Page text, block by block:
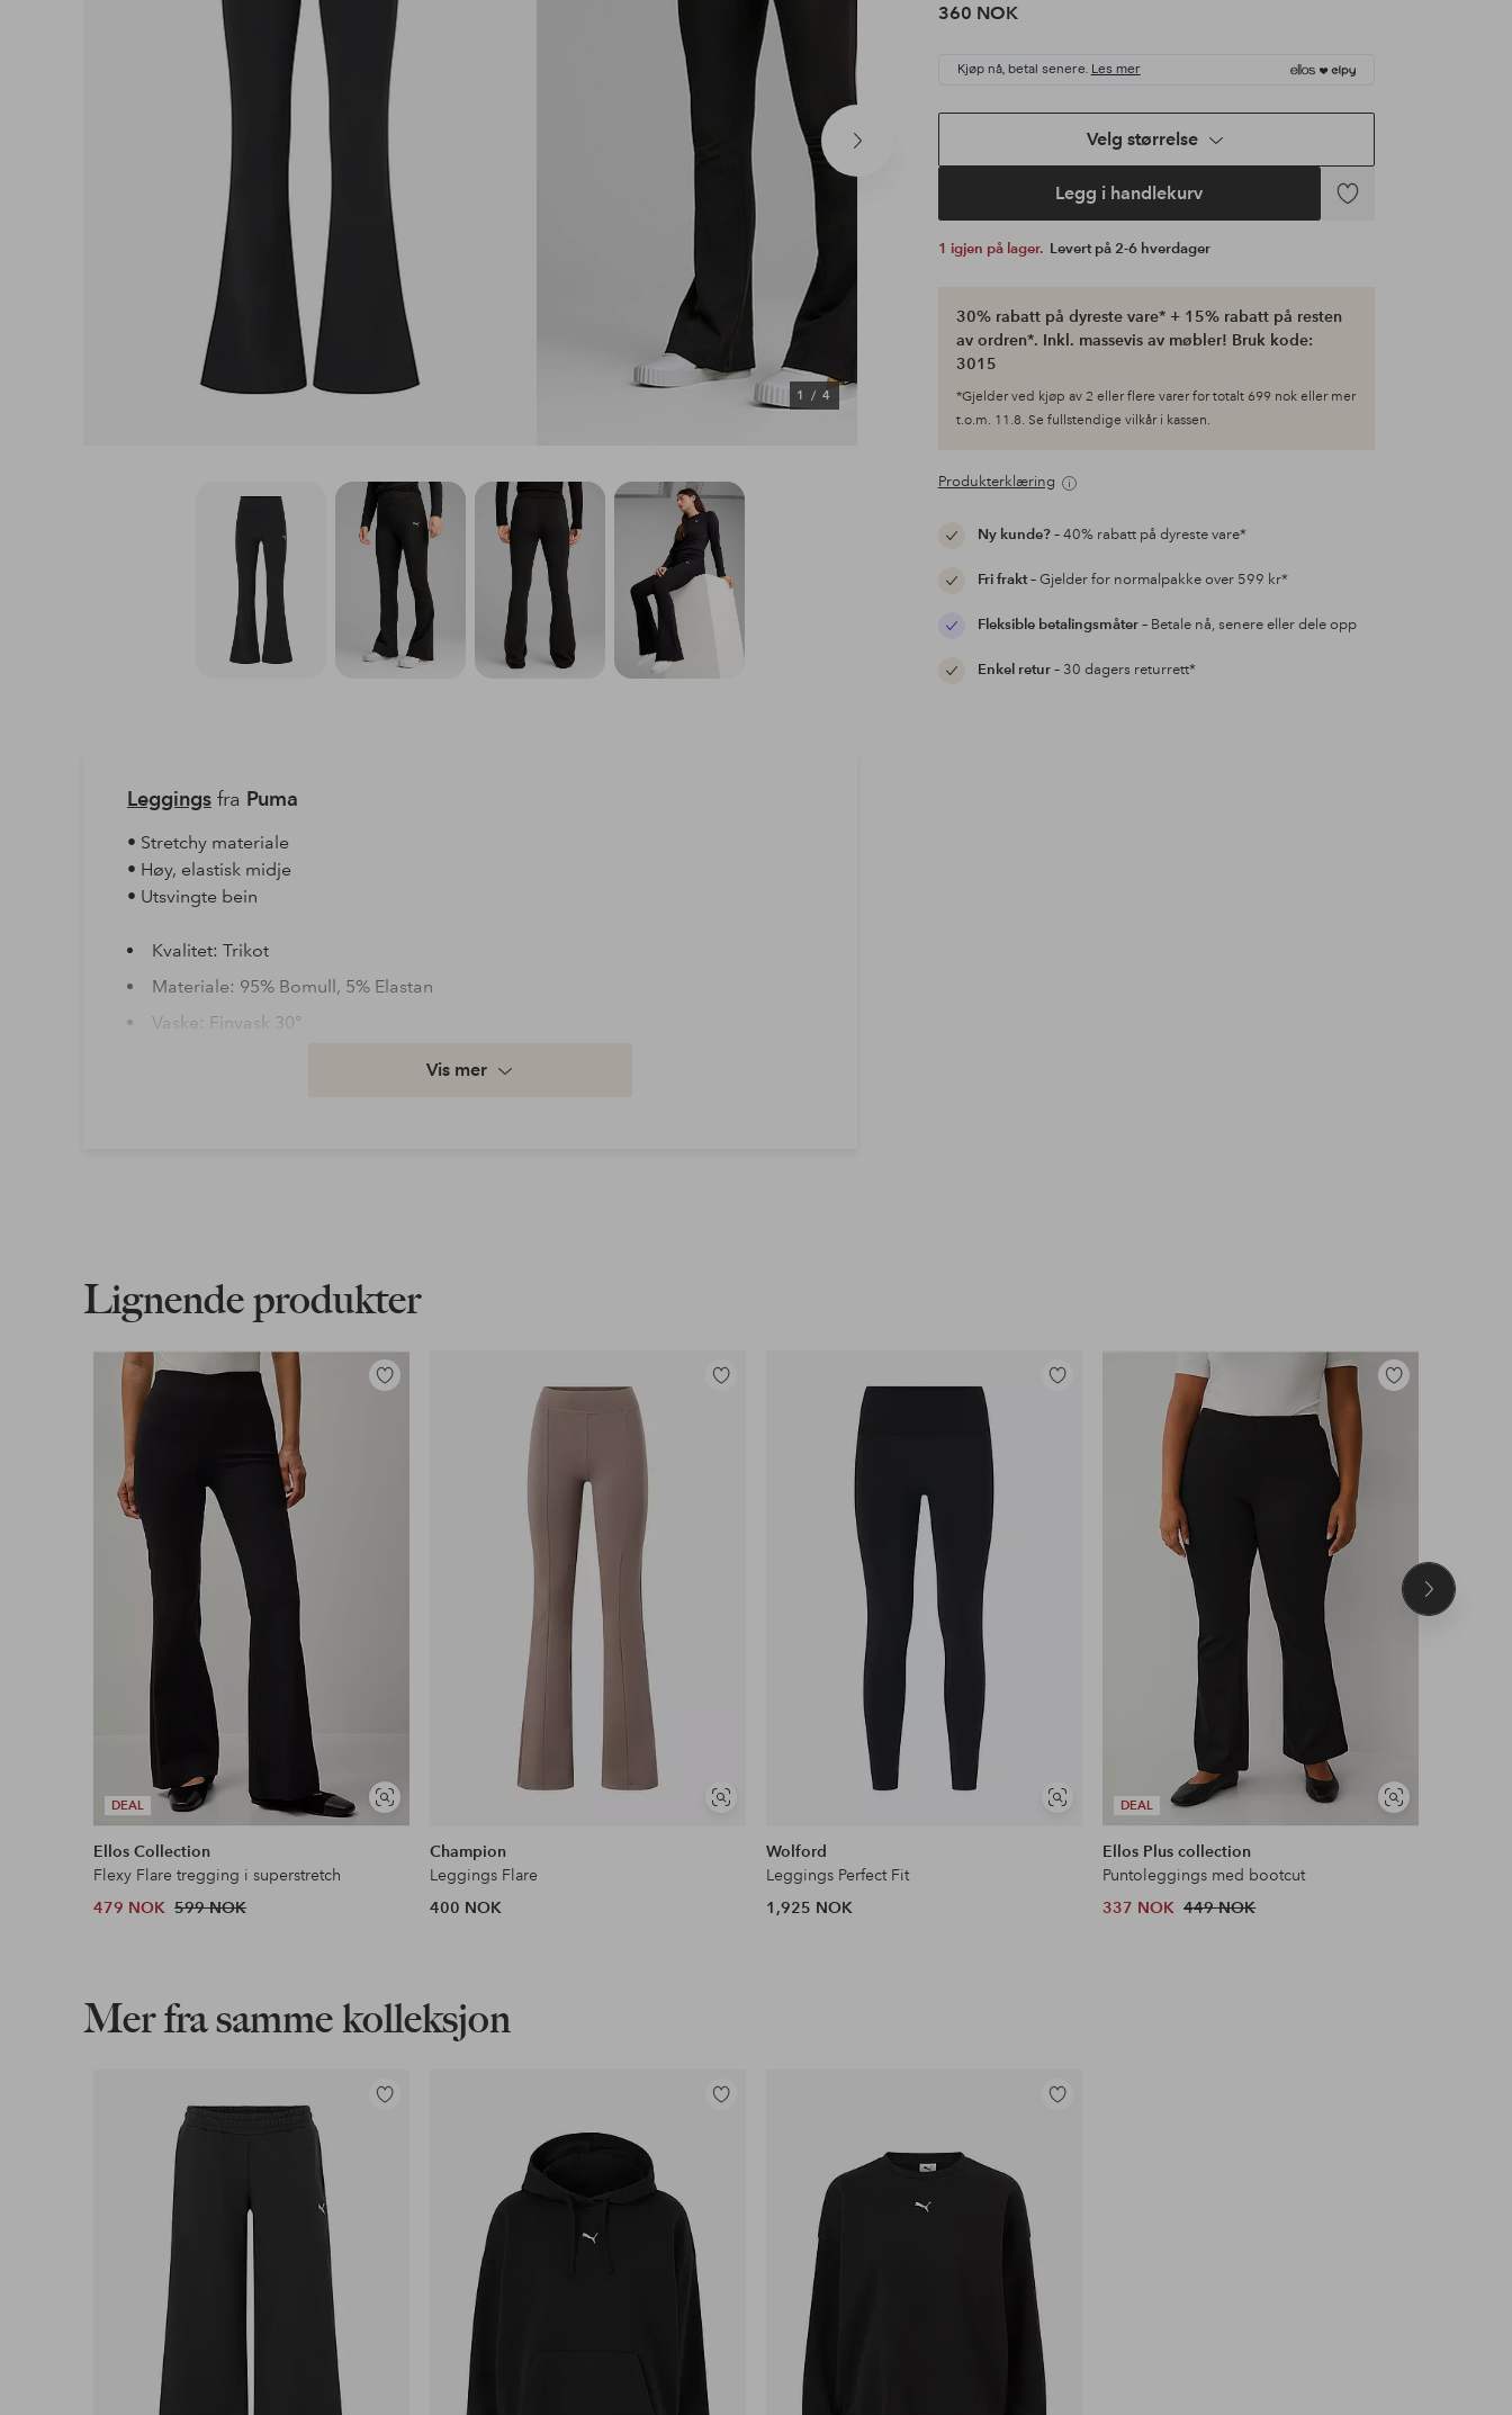
Neste
produkt
1/ 4
360 NOK
Kjøp nå, betal senere. Les mer
Velg størrelse
Legg i handlekurv
Legg
1 igjen på lager. Levert på 2-6 hverdager
30% rabatt på dyreste vare* + 15% rabatt på resten
av ordren*. Inkl. massevis av møbler! Bruk kode:
3015
*Gjelder ved kjøp av 2 eller flere varer for totalt 699 nok eller mer
t.o.m. 11.8. Se fullstendige vilkår i kassen.
Produkterklæring
Ny kunde?– 40% rabatt på dyreste vare*
Fri frakt– Gjelder for normalpakke over 599 kr*
Fleksible betalingsmåter– Betale nå, senere eller dele opp
Enkel retur– 30 dagers returrett*
Leggingsfra Puma
• Stretchy materiale
• Høy, elastisk midje
• Utsvingte bein
Kvalitet: Trikot
Materiale: 95% Bomull, 5% Elastan
Vaske: Finvask 30°
Faktura & Konto
Våre mest fordelaktige betalingsmåter
Les mer
Vis mer
Lignende produkter
DEAL
Vis
lignende
Legg
Ellos Collection
Flexy Flare tregging i superstretch
479 NOK 599 NOK
Vis
Legg
Champion
Leggings Flare
400 NOK
Vis
lignende
Legg
Wolford
Leggings Perfect Fit
1,925 NOK
DEAL
Vis
lignende
Legg
Ellos Plus collection
Puntoleggings med bootcut
337 NOK 449 NOK
Neste
Mer fra samme kolleksjon
Legg
Legg
Legg